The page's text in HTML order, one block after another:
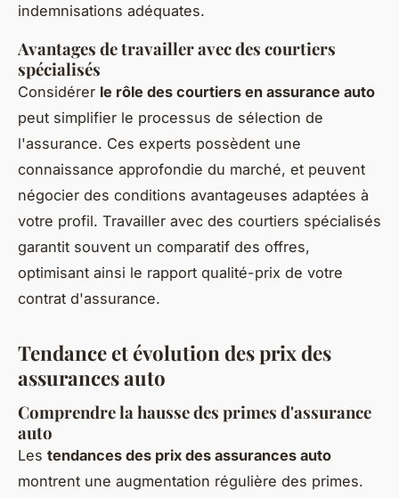
indemnisations adéquates.
Avantages de travailler avec des courtiers
spécialisés
Considérer le rôle des courtiers en assurance auto
peut simplifier le processus de sélection de
l'assurance. Ces experts possèdent une
connaissance approfondie du marché, et peuvent
négocier des conditions avantageuses adaptées à
votre profil. Travailler avec des courtiers spécialisés
garantit souvent un comparatif des offres,
optimisant ainsi le rapport qualité-prix de votre
contrat d'assurance.
Tendance et évolution des prix des
assurances auto
Comprendre la hausse des primes d'assurance
auto
Les tendances des prix des assurances auto
montrent une augmentation régulière des primes.